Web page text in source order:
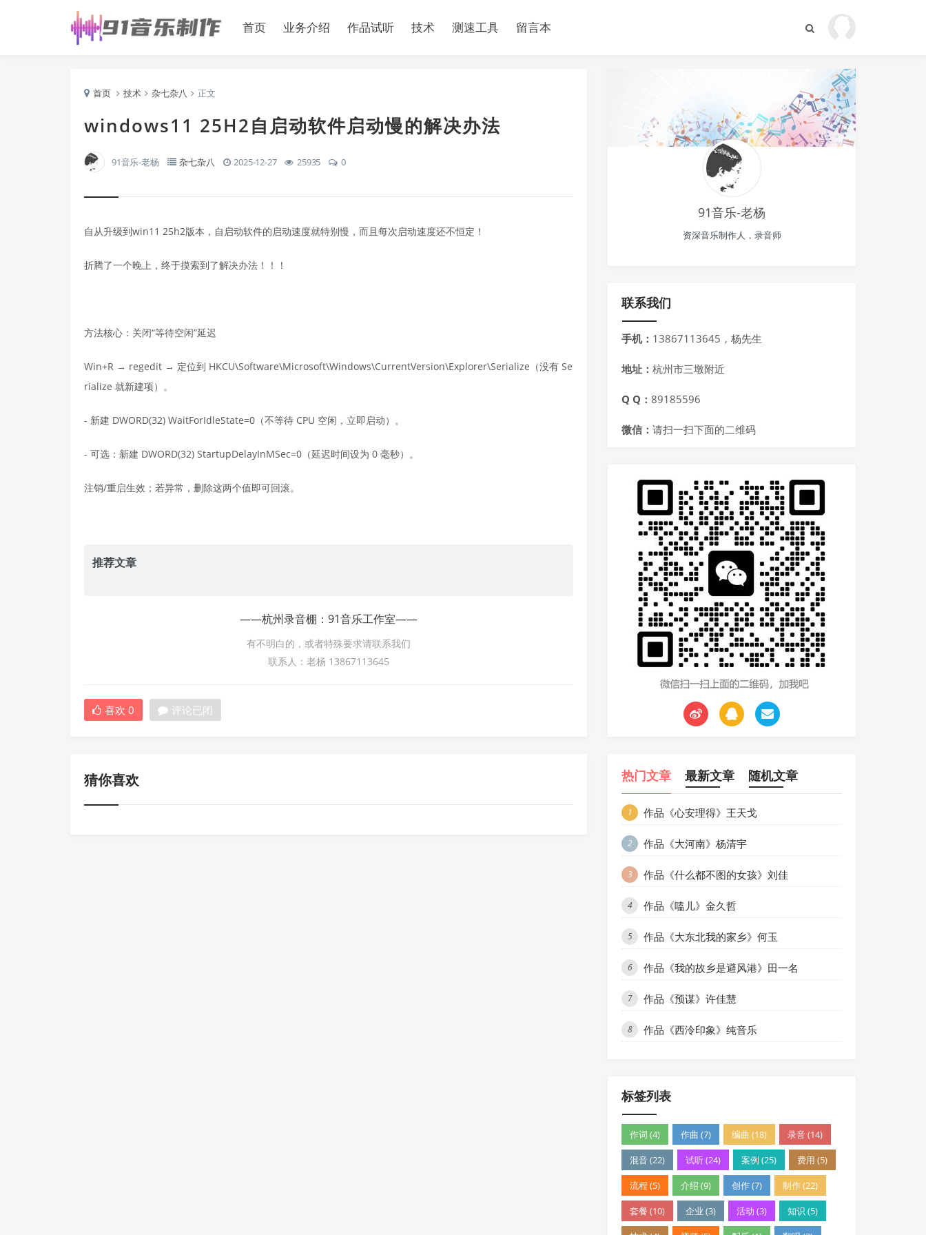
首页 业务介绍 作品试听 技术 测速工具 留言本
首页 技术 杂七杂八 正文
windows11 25H2自启动软件启动慢的解决办法
91音乐-老杨 杂七杂八 2025-12-27 25935 0
自从升级到win11 25h2版本，自启动软件的启动速度就特别慢，而且每次启动速度还不恒定！
折腾了一个晚上，终于摸索到了解决办法！！！
方法核心：关闭“等待空闲”延迟
Win+R → regedit → 定位到 HKCU\Software\Microsoft\Windows\CurrentVersion\Explorer\Serialize（没有 Se
rialize 就新建项）。
- 新建 DWORD(32) WaitForIdleState=0（不等待 CPU 空闲，立即启动）。
- 可选：新建 DWORD(32) StartupDelayInMSec=0（延迟时间设为 0 毫秒）。
注销/重启生效；若异常，删除这两个值即可回滚。
推荐文章
——杭州录音棚：91音乐工作室——
有不明白的，或者特殊要求请联系我们
联系人：老杨 13867113645
喜欢 0 评论已闭
猜你喜欢
91音乐-老杨
资深音乐制作人，录音师
联系我们
手机： 13867113645，杨先生
地址： 杭州市三墩附近
Q Q： 89185596
微信： 请扫一扫下面的二维码
热门文章 最新文章 随机文章
1 作品《心安理得》王天戈
2 作品《大河南》杨清宇
3 作品《什么都不图的女孩》刘佳
4 作品《嗑儿》金久哲
5 作品《大东北我的家乡》何玉
6 作品《我的故乡是避风港》田一名
7 作品《预谋》许佳慧
8 作品《西泠印象》纯音乐
标签列表
作词 (4) 作曲 (7) 编曲 (18) 录音 (14)
混音 (22) 试听 (24) 案例 (25) 费用 (5)
流程 (5) 介绍 (9) 创作 (7) 制作 (22)
套餐 (10) 企业 (3) 活动 (3) 知识 (5)